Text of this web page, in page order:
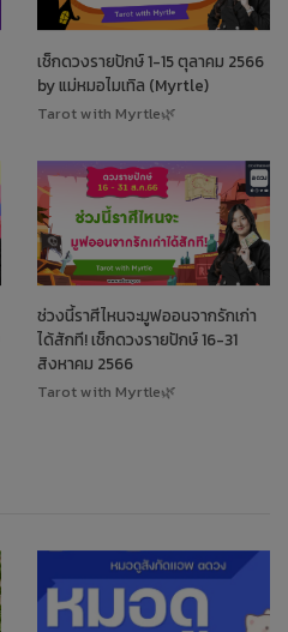
เช็กดวงรายปักษ์ 1-15 ตุลาคม 2566
by แม่หมอไมเทิล (Myrtle)
Tarot with Myrtle🌿
ช่วงนี้ราศีไหนจะมูฟออนจากรักเก่า
ได้สักที! เช็กดวงรายปักษ์ 16-31
สิงหาคม 2566
Tarot with Myrtle🌿